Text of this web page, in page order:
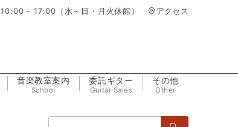
10:00 - 17:00（水～日・月火休館） アクセス
音楽教室案内
School
委託ギター
Guitar Sales
その他
Other